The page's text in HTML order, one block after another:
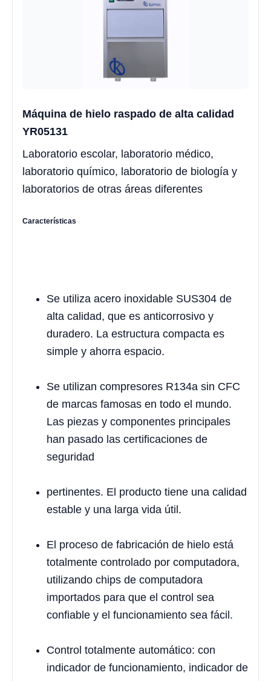
Máquina de hielo raspado de alta calidad
YR05131
Laboratorio escolar, laboratorio médico,
laboratorio químico, laboratorio de biología y
laboratorios de otras áreas diferentes
Características
Se utiliza acero inoxidable SUS304 de
alta calidad, que es anticorrosivo y
duradero. La estructura compacta es
simple y ahorra espacio.
Se utilizan compresores R134a sin CFC
de marcas famosas en todo el mundo.
Las piezas y componentes principales
han pasado las certificaciones de
seguridad
pertinentes. El producto tiene una calidad
estable y una larga vida útil.
El proceso de fabricación de hielo está
totalmente controlado por computadora,
utilizando chips de computadora
importados para que el control sea
confiable y el funcionamiento sea fácil.
Control totalmente automático: con
indicador de funcionamiento, indicador de